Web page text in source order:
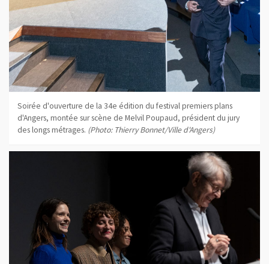
Soirée d'ouverture de la 34e édition du festival premiers plans
d'Angers, montée sur scène de Melvil Poupaud, président du jury
des longs métrages. (Photo: Thierry Bonnet/Ville d'Angers)